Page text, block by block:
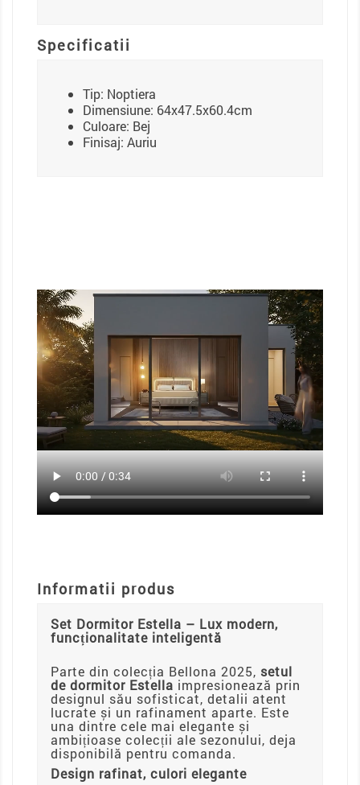
Specificatii
Tip: Noptiera
Dimensiune: 64x47.5x60.4cm
Culoare: Bej
Finisaj: Auriu
Informatii produs
Set Dormitor Estella – Lux modern,
funcționalitate inteligentă
Parte din colecția Bellona 2025, setul
de dormitor Estella impresionează prin
designul său sofisticat, detalii atent
lucrate și un rafinament aparte. Este
una dintre cele mai elegante și
ambițioase colecții ale sezonului, deja
disponibilă pentru comanda.
Design rafinat, culori elegante